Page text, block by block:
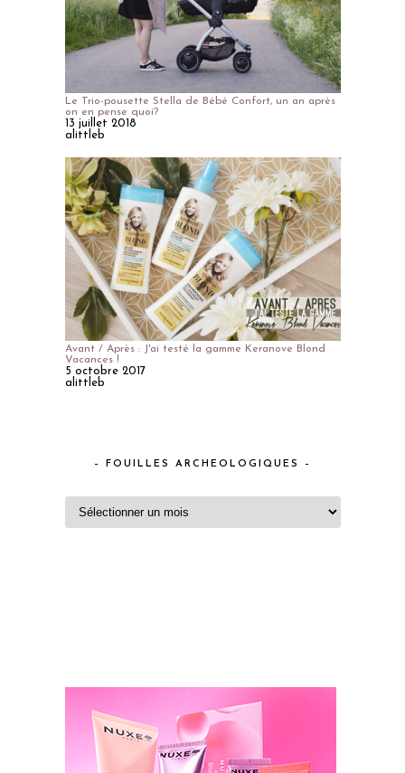
Le Trio-pousette Stella de Bébé Confort, un an après
on en pense quoi?
13 juillet 2018
alittleb
Avant / Après : J'ai testé la gamme Keranove Blond
Vacances !
5 octobre 2017
alittleb
– FOUILLES ARCHEOLOGIQUES –